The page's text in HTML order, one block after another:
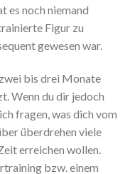
es noch niemand
Figur zu
gewesen war.
bis drei Monate
Wenn du dir jedoch
fragen, was dich vom
überdrehen viele
erreichen wollen.
bzw. einem